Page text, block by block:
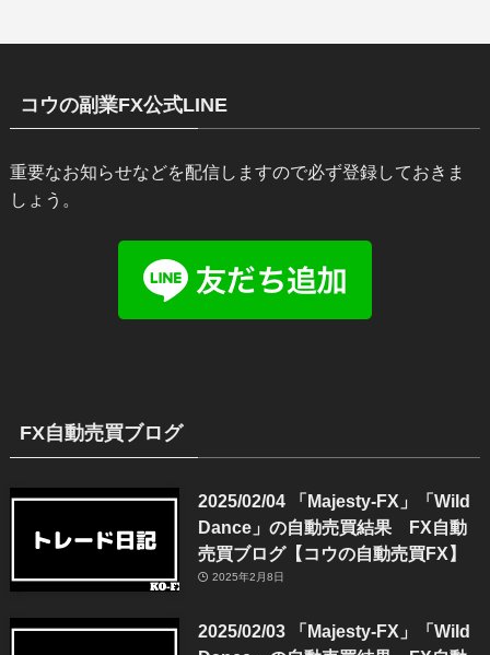
コウの副業FX公式LINE
重要なお知らせなどを配信しますので必ず登録しておきま
しょう。
FX自動売買ブログ
2025/02/04 「Majesty-FX」「Wild
Dance」の自動売買結果 FX自動
売買ブログ【コウの自動売買FX】
2025年2月8日
2025/02/03 「Majesty-FX」「Wild